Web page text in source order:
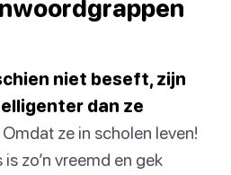
niet beseft, zijn
dan ze
ze in scholen leven!
zo’n vreemd en gek